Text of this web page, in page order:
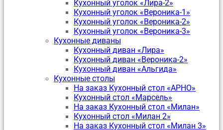
Кухонный уголок «Лира-2»
Кухонный уголок «Вероника-1»
Кухонный уголок «Вероника-2»
Кухонный уголок «Вероника-3»
Кухонные диваны
Кухонный диван «Лира»
Кухонный диван «Вероника-2»
Кухонный диван «Альгида»
Кухонные столы
На заказ Кухонный стол «АРНО»
Кухонный стол «Марсель»
На заказ Кухонный стол «Милан»
Кухонный стол «Милан 2»
На заказ Кухонный стол «Милан 3»